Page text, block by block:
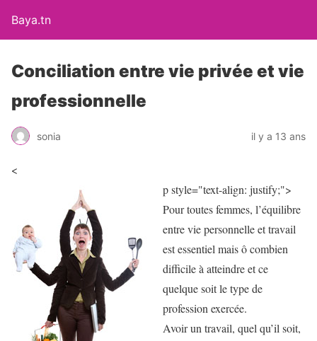
Baya.tn
Conciliation entre vie privée et vie
professionnelle
sonia il y a 13 ans
<
p style="text-align: justify;">
Pour toutes femmes, l’équilibre
entre vie personnelle et travail
est essentiel mais ô combien
difficile à atteindre et ce
quelque soit le type de
profession exercée.
Avoir un travail, quel qu’il soit,